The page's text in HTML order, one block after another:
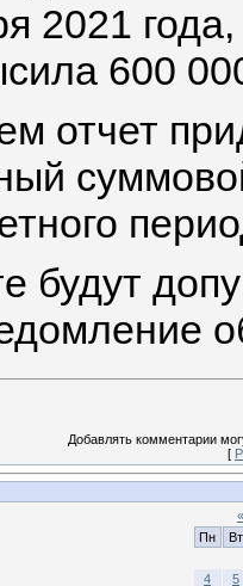
2021
600
отчет
будут
Добавлять комментарии
[
«
Пн
Вт
4 5